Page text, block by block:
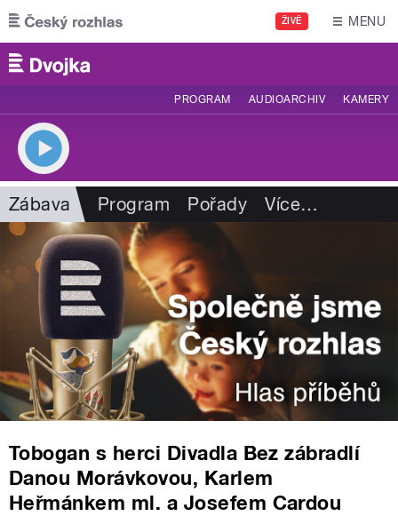
Přejít k hlavnímu obsahu
ŽIVĚ MENU
PROGRAM AUDIOARCHIV KAMERY
Zábava Program Pořady Více…
Tobogan s herci Divadla Bez zábradlí
Danou Morávkovou, Karlem
Heřmánkem ml. a Josefem Cardou